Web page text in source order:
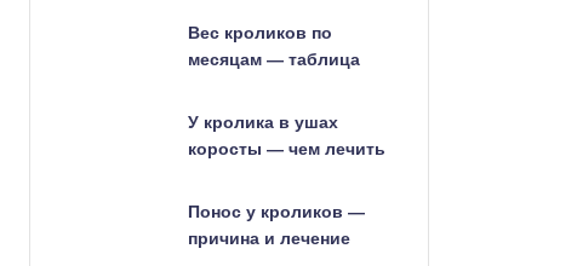
Вес кроликов по
месяцам — таблица
У кролика в ушах
коросты — чем лечить
Понос у кроликов —
причина и лечение